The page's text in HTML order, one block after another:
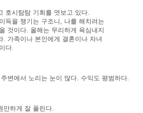
호시탐탐 기회를 엿보고 있다.
득을 챙기는 구조니, 나를 해치려는
것이다. 올해는 무리하게 욕심내지
. 가족이나 본인에게 결혼이나 자녀
다.
변에서 노리는 눈이 많다. 수익도 평범하다.
만하게 잘 풀린다.